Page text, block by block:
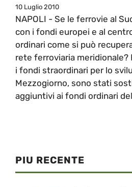
10 Luglio 2010
NAPOLI - Se le ferrovie al
con i fondi europei e al
ordinari come si può
rete ferroviaria meridionale?
i fondi straordinari per lo
Mezzogiorno, sono stati
aggiuntivi ai fondi ordinari
PIU RECENTE